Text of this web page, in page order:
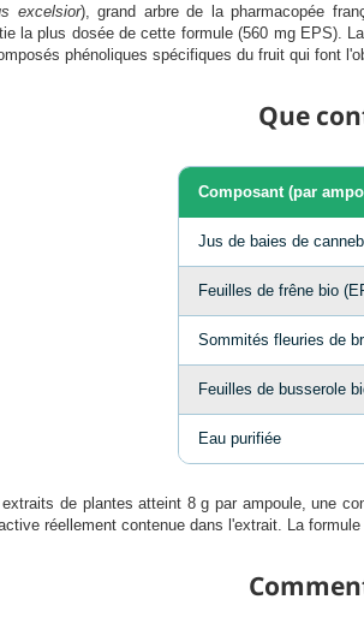
excelsior), grand arbre de la pharmacopée
la plus dosée de cette formule (560 mg EPS).
phénoliques spécifiques du fruit qui font
Que
Composant (par
Jus de baies de
Feuilles de frêne bio
Sommités fleuries de
Feuilles de busserole
Eau purifiée
de plantes atteint 8 g par ampoule, une
réellement contenue dans l'extrait. La